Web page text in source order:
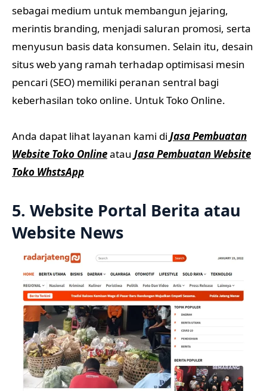
sebagai medium untuk membangun jejaring,
merintis branding, menjadi saluran promosi, serta
menyusun basis data konsumen. Selain itu, desain
situs web yang ramah terhadap optimisasi mesin
pencari (SEO) memiliki peranan sentral bagi
keberhasilan toko online. Untuk Toko Online.
Anda dapat lihat layanan kami di Jasa Pembuatan
Website Toko Onlineatau Jasa Pembuatan Website
Toko WhstsApp
5. Website Portal Berita atau
Website News